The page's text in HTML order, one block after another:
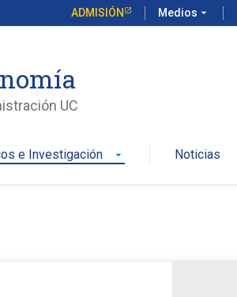
ADMISIÓN Medios arrow_drop_down
UC
e Investigación arrow_drop_down Noticias